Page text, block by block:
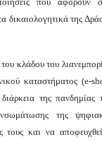
δικαιολογητικά της
κλάδου του
καταστήματος (e-
της πανδημίας
της
τους και να